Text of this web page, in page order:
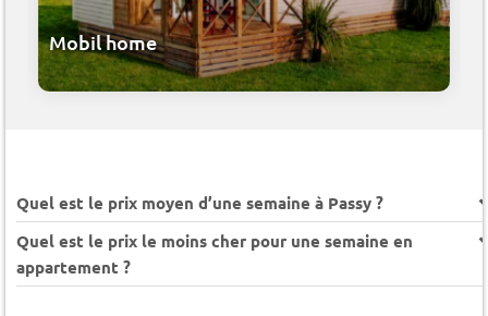
Mobil home
Quel est le prix moyen d’une semaine à Passy ?
Quel est le prix le moins cher pour une semaine en
appartement ?